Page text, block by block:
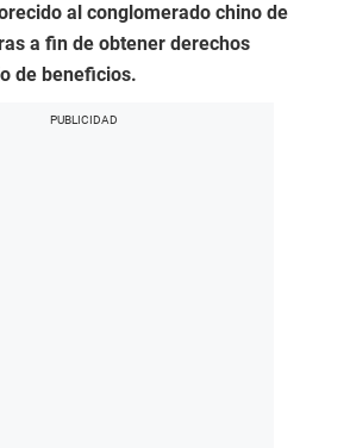
al conglomerado chino de
a fin de obtener derechos
de beneficios.